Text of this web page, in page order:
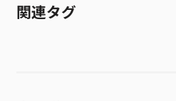
関連タグ